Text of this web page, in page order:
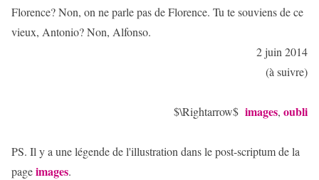
Florence? Non, on ne parle pas de Florence. Tu te souviens de ce
vieux, Antonio? Non, Alfonso.
2 juin 2014
(à suivre)
$\Rightarrow$ images, oubli
PS. Il y a une légende de l'illustration dans le post-scriptum de la
pageimages.